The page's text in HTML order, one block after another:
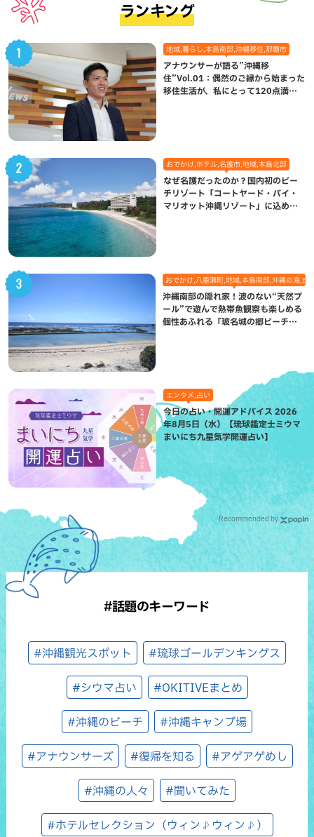
ランキング
地域,暮らし,本島南部,沖縄移住,那覇市
アナウンサーが語る”沖縄移
住”Vol.01：偶然のご縁から始まった
移住生活が、私にとって120点満点
おでかけ,ホテル,名護市,地域,本島北部
なぜ名護だったのか？国内初のビー
チリゾート「コートヤード・バイ・
マリオット沖縄リゾート」に込めら
おでかけ,八重瀬町,地域,本島南部,沖縄の海,自
沖縄南部の隠れ家！波のない“天然プ
ール”で遊んで熱帯魚観察も楽しめる
個性あふれる「玻名城の郷ビーチ」
エンタメ,占い
今日の占い・開運アドバイス 2026
年8月5日（水）【琉球鑑定士ミウマ
まいにち九星気学開運占い】
Recommended by
#話題のキーワード
#沖縄観光スポット #琉球ゴールデンキングス
#シウマ占い #OKITIVEまとめ
#沖縄のビーチ #沖縄キャンプ場
#アナウンサーズ #復帰を知る #アゲアゲめし
#沖縄の人々 #聞いてみた
#ホテルセレクション（ウィン♪ウィン♪）